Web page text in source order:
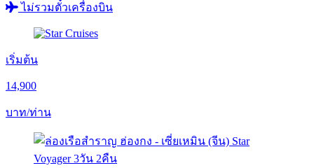
ไม่รวมตั๋วเครื่องบิน
เริ่มต้น
14,900
บาท/ท่าน